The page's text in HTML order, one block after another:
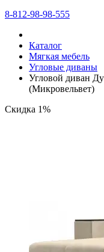
8-812-98-98-555
Каталог
Мягкая мебель
Угловые диваны
Угловой диван
(Микровельвет)
Скидка 1%